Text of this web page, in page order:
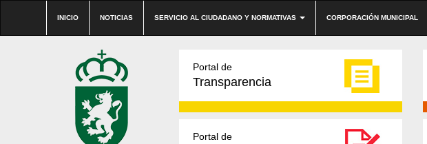
INICIO NOTICIAS SERVICIO AL CIUDADANO Y NORMATIVAS CORPORACIÓN MUNICIPAL
Portal de
Transparencia
Portal de